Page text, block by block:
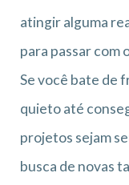
atingir alguma
para passar com
Se você bate de
quieto até
projetos sejam
busca de novas